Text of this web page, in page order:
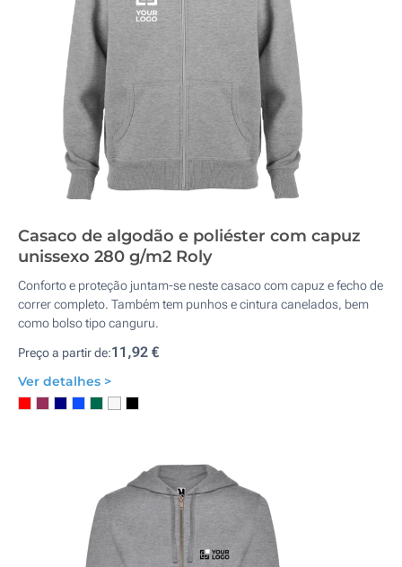
Casaco de algodão e poliéster com capuz
unissexo 280 g/m2 Roly
Conforto e proteção juntam-se neste casaco com capuz e fecho de
correr completo. Também tem punhos e cintura canelados, bem
como bolso tipo canguru.
Preço a partir de:11,92 €
Ver detalhes >